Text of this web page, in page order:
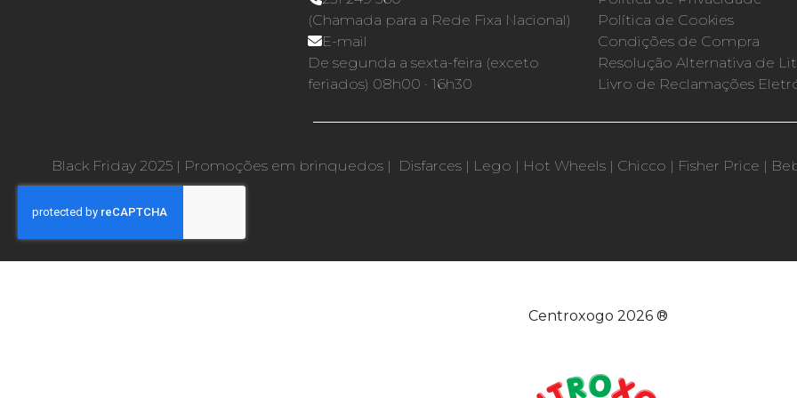
(Chamada para a Rede Fixa Nacional)
E-mail
De segunda a sexta-feira (exceto
feriados) 08h00 · 16h30
Política de Cookies
Condições de Compra
Resolução Alternativa de
Livro de Reclamações
Black Friday 2025 | Promoções em brinquedos | Disfarces | Lego | Hot Wheels | Chicco | Fisher Price |
Centroxogo 2026 ®